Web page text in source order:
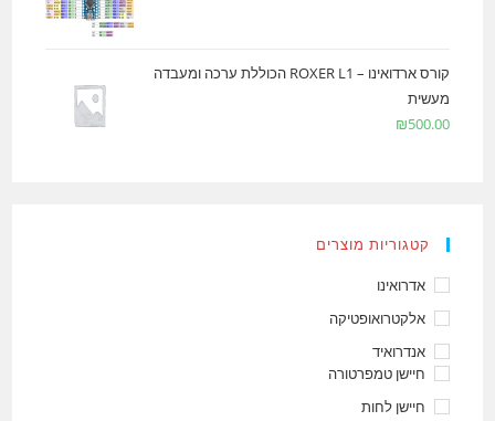
קורס ארדואינו – ROXER L1 הכוללת ערכה ומעבדה
מעשית
₪500.00
קטגוריות מוצרים
אדרואינו
אלקטרואופטיקה
אנדרואיד
חיישן טמפרטורה
חיישן לחות